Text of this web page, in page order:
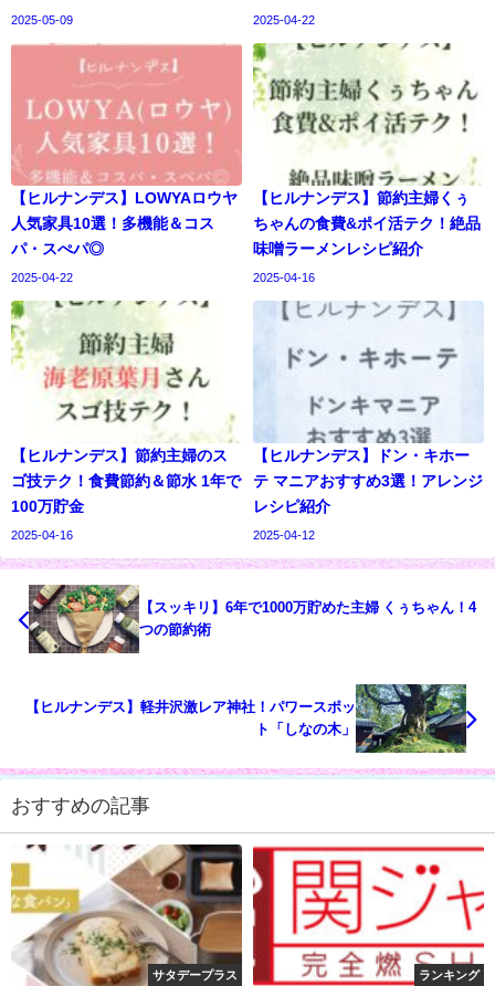
2025-05-09 2025-04-22
【ヒルナンデス】LOWYAロウヤ
人気家具10選！多機能＆コス
パ・スぺパ◎
2025-04-22
【ヒルナンデス】節約主婦くぅ
ちゃんの食費&ポイ活テク！絶品
味噌ラーメンレシピ紹介
2025-04-16
【ヒルナンデス】節約主婦のス
ゴ技テク！食費節約＆節水 1年で
100万貯金
2025-04-16
【ヒルナンデス】ドン・キホー
テ マニアおすすめ3選！アレンジ
レシピ紹介
2025-04-12
【スッキリ】6年で1000万貯めた主婦 くぅちゃん！4
つの節約術
【ヒルナンデス】軽井沢激レア神社！パワースポッ
ト「しなの木」
おすすめの記事
サタデープラス ランキング